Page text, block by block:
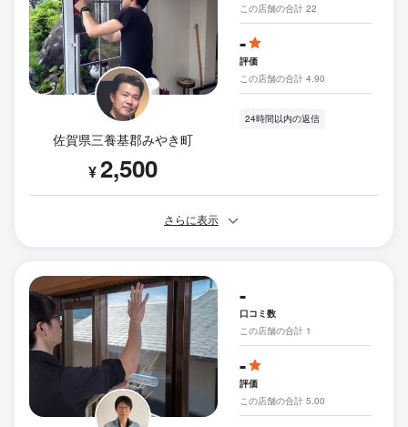
佐賀県三養基郡みやき町
¥2,500
この店舗の合計 22
-
評価
この店舗の合計 4.90
24時間以内の返信
さらに表示
-
口コミ数
この店舗の合計 1
-
評価
この店舗の合計 5.00